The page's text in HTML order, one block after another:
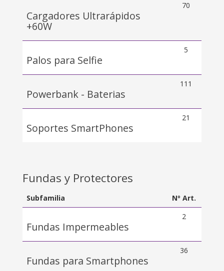
Cargadores Ultrarápidos
+60W
70
Palos para Selfie
5
Powerbank - Baterias
111
Soportes SmartPhones
21
Fundas y Protectores
Subfamilia Nº Art.
Fundas Impermeables
2
Fundas para Smartphones
36